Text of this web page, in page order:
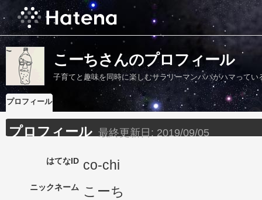
こーちさんのプロフィール
子育てと趣味を同時に楽しむサラリーマンパパがハマってい
プロフィール
プロフィール 最終更新日: 2019/09/05
はてなID co-chi
ニックネーム こーち